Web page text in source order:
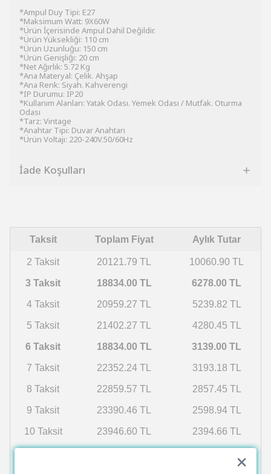
*Ampul Duy Tipi: E27
*Maksimum Watt: 9X60W
*Ürün İçerisinde Ampul Dahil Değildir.
*Ürün Yüksekliği: 110 cm
*Ürün Uzunluğu: 150 cm
*Ürün Genişliği: 20 cm
*Net Ağırlık: 5.72 Kg
*Ana Materyal: Çelik. Ahşap
*Ana Renk: Siyah. Kahverengi
*IP Durumu: IP20
*Kullanım Alanları: Yatak Odası. Yemek Odası / Mutfak. Oturma
Odası
*Tarz: Vintage
*Anahtar Tipi: Duvar Anahtarı
*Ürün Voltajı: 220-240V.50/60Hz
İade Koşulları
Taksit Toplam Fiyat Aylık Tutar
2 Taksit 20121.79 TL 10060.90 TL
3 Taksit 18834.00 TL 6278.00 TL
4 Taksit 20959.27 TL 5239.82 TL
5 Taksit 21402.27 TL 4280.45 TL
6 Taksit 18834.00 TL 3139.00 TL
7 Taksit 22352.24 TL 3193.18 TL
8 Taksit 22859.57 TL 2857.45 TL
9 Taksit 23390.46 TL 2598.94 TL
10 Taksit 23946.60 TL 2394.66 TL